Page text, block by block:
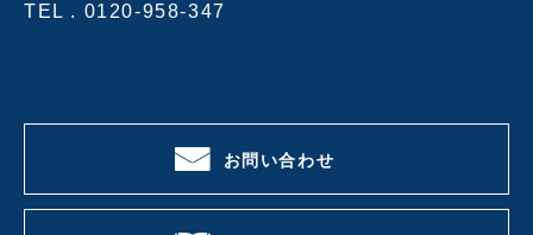
TEL . 0120-958-347
お問い合わせ